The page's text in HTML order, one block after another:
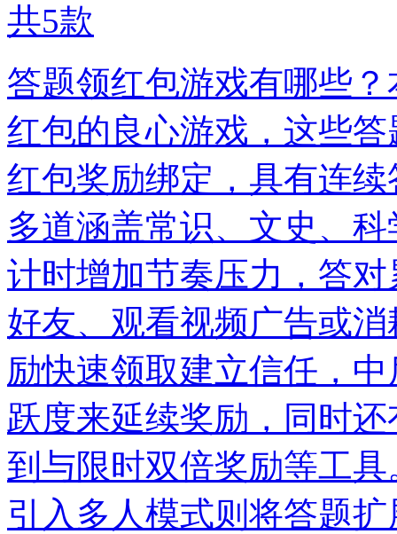
共5款
答题领红包游戏有哪些
红包的良心游戏，这些
红包奖励绑定，具有连
多道涵盖常识、文史、
计时增加节奏压力，答
好友、观看视频广告或
励快速领取建立信任，
跃度来延续奖励，同时
到与限时双倍奖励等工
引入多人模式则将答题